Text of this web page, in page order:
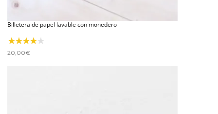
Billetera de papel lavable con monedero
20,00€